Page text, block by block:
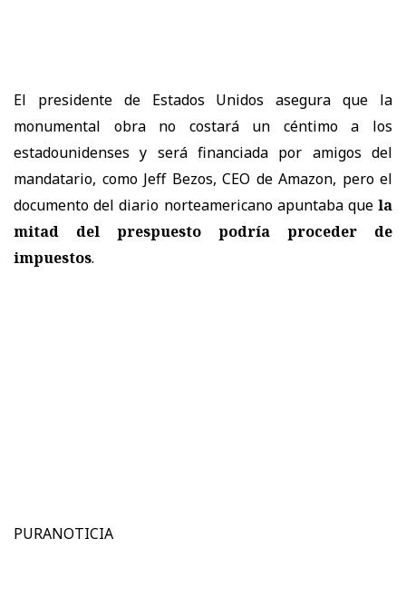
El presidente de Estados Unidos asegura que la
monumental obra no costará un céntimo a los
estadounidenses y será financiada por amigos del
mandatario, como Jeff Bezos, CEO de Amazon, pero el
documento del diario norteamericano apuntaba que la
mitad del prespuesto podría proceder de
impuestos.
PURANOTICIA